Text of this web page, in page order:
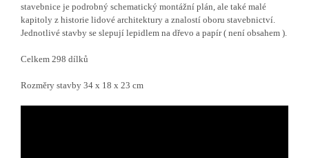
stavebnice je podrobný schematický montážní plán, ale také malé
kapitoly z historie lidové architektury a znalostí oboru stavebnictví.
Jednotlivé stavby se slepují lepidlem na dřevo a papír ( není obsahem ).
Celkem 298 dílků
Rozměry stavby 34 x 18 x 23 cm